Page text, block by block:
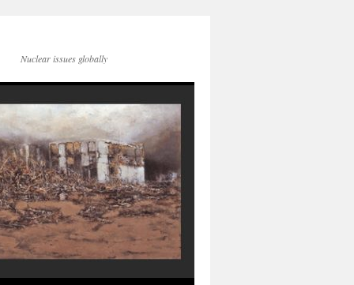
Nuclear issues globally